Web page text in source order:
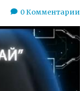
0Комментарии